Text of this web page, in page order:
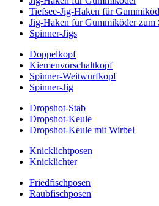
Tiefsee-Jig-Haken für
Jig-Haken für Gummiköder zum
Spinner-Jigs
Doppelkopf
Kiemenvorschaltkopf
Spinner-Weitwurfkopf
Spinner-Jig
Dropshot-Stab
Dropshot-Keule
Dropshot-Keule mit Wirbel
Knicklichtposen
Knicklichter
Friedfischposen
Raubfischposen